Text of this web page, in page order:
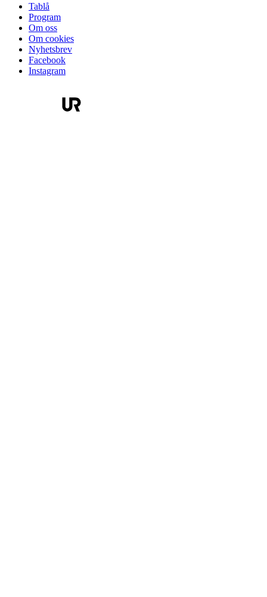
Tablå
Program
Om oss
Om cookies
Nyhetsbrev
Facebook
Instagram